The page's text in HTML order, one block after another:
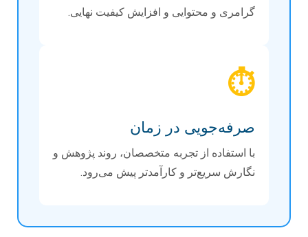
گرامری و محتوایی و افزایش کیفیت نهایی.
⏱️
صرفه‌جویی در زمان
با استفاده از تجربه متخصصان، روند پژوهش و
نگارش سریع‌تر و کارآمدتر پیش می‌رود.